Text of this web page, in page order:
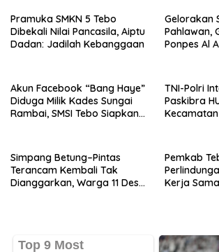
Pramuka SMKN 5 Tebo
Dibekali Nilai Pancasila, Aiptu
Dadan: Jadilah Kebanggaan
Gelorakan
Pahlawan,
Ponpes Al
Akun Facebook “Bang Haye”
Diduga Milik Kades Sungai
Rambai, SMSI Tebo Siapkan
TNI-Polri
Paskibra
Simpang Betung–Pintas
Terancam Kembali Tak
Dianggarkan, Warga 11 Desa
Pemkab
Kerja